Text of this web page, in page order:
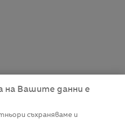
на Вашите данни е
съхраняваме и